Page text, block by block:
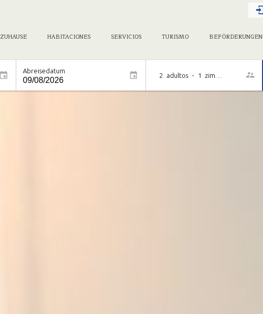
ZUHAUSE HABITACIONES SERVICIOS TURISMO BEFÖRDERUNGEN
Abreisedatum
2 adultos • 1 zimmer